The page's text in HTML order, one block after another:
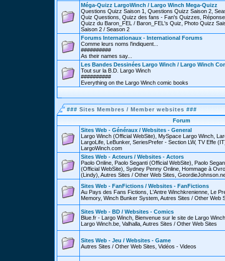
Méga-Quizz LargoWinch / Largo Winch Mega-Quizz
Questions Quizz Saison 1, Questions Quizz Saison 2,
Quiz Questions, Quizz des fans - Fan's Quizzes,
Quizz du Baron_FEL / Baron_FEL's Quiz, Photo Quizz
Saison 2 / Season 2
Forums Internationaux - International Forums
Comme leurs noms l'indiquent...
##########
As their names say...
Les Bandes Dessinées Largo Winch / Largo Winch
Tout sur la B.D. Largo Winch
##########
Everything on the Largo Winch comic books
### Sites Membres / Member websites ###
Forum
Sites Web - Généraux / Websites - General
Largo Winch (Official WebSite), MySpace Largo Winch,
LargoLife, LeBunker, SeriesPrefer - Section LW, TV Effe
LargoWinch.com
Sites Web - Acteurs / Websites - Actors
Paolo Online, Paolo Seganti (Official WebSite), Paolo
(Official WebSite), Sydney Penny Online, Hommage à
(Lindy), Autres Sites / Other Web Sites,
Sites Web - FanFictions / Websites - FanFictions
Au Pays des Fans Fictions, L'Antre Winchkrenienne, Le
Memory, Winch Bunker System, Autres Sites / Other Web
Sites Web - BD / Websites - Comics
Blue.fr - Largo Winch, Bienvenue sur le site de Largo
Largo Winch.be, Valhalla, Autres Sites / Other Web Sites
Sites Web - Jeu / Websites - Game
Autres Sites / Other Web Sites, Vidéos - Videos